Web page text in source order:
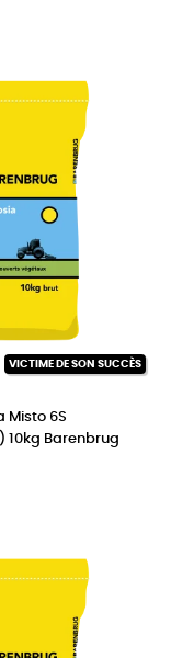
VICTIME DE SON SUCCÈS
Misto 6S
10kg Barenbrug